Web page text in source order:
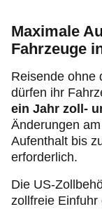
Maximale
Fahrzeuge
Reisende ohne
dürfen ihr
ein Jahr zoll-
Änderungen
Aufenthalt bis
erforderlich.
Die US-
zollfreie Einfuhr